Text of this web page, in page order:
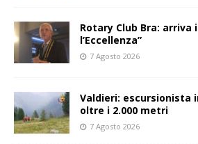
Rotary Club Bra: arriva
l’Eccellenza”
7 Agosto 2026
Valdieri: escursionista
oltre i 2.000 metri
7 Agosto 2026